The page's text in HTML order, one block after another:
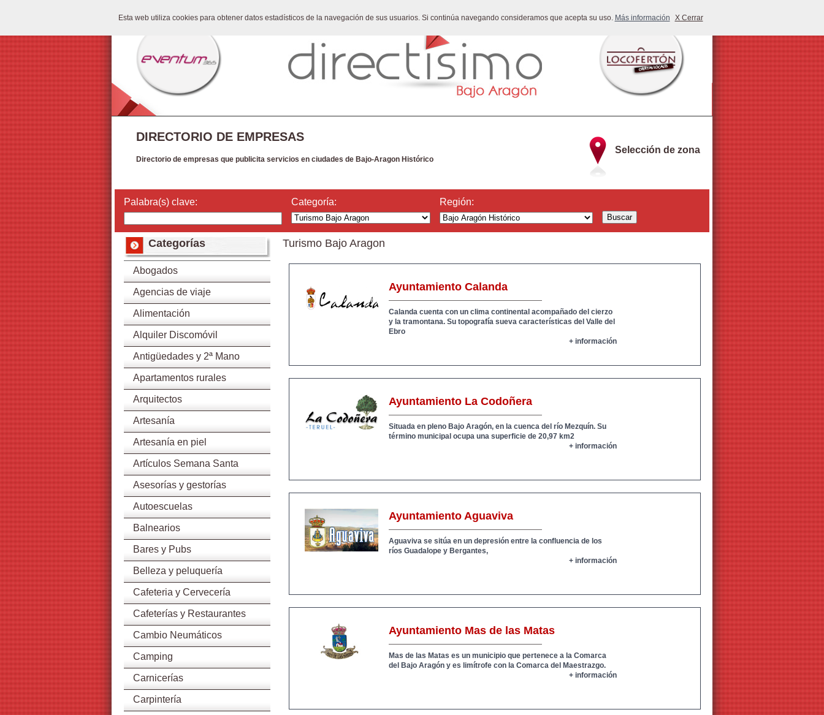
Esta web utiliza cookies para obtener datos estadísticos de la navegación de sus usuarios. Si continúa navegando consideramos que acepta su uso. Más información X Cerrar
Selección de zona
DIRECTORIO DE EMPRESAS
Directorio de empresas que publicita servicios en ciudades de Bajo-Aragon Histórico
Palabra(s) clave: Categoría: Región:
Categorías
Abogados
Agencias de viaje
Alimentación
Alquiler Discomóvil
Antigüedades y 2ª Mano
Apartamentos rurales
Arquitectos
Artesanía
Artesanía en piel
Artículos Semana Santa
Asesorías y gestorías
Autoescuelas
Balnearios
Bares y Pubs
Belleza y peluquería
Cafeteria y Cervecería
Cafeterías y Restaurantes
Cambio Neumáticos
Camping
Carnicerías
Carpintería
Turismo Bajo Aragon
Ayuntamiento Calanda
Calanda cuenta con un clima continental acompañado del cierzo
y la tramontana. Su topografía sueva características del Valle del
Ebro
+ información
Ayuntamiento La Codoñera
Situada en pleno Bajo Aragón, en la cuenca del río Mezquín. Su
término municipal ocupa una superficie de 20,97 km2
+ información
Ayuntamiento Aguaviva
Aguaviva se sitúa en un depresión entre la confluencia de los
ríos Guadalope y Bergantes,
+ información
Ayuntamiento Mas de las Matas
Mas de las Matas es un municipio que pertenece a la Comarca
del Bajo Aragón y es limítrofe con la Comarca del Maestrazgo.
+ información